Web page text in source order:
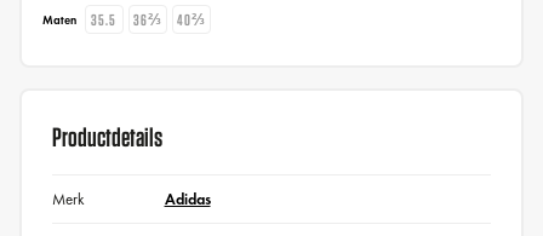
Maten 35.5 36⅔ 40⅔
Productdetails
Merk Adidas